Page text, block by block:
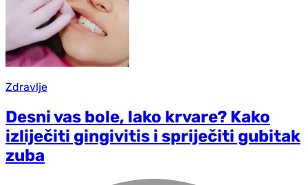
Zdravlje
Desni vas bole, lako krvare? Kako
izliječiti gingivitis i spriječiti gubitak
zuba